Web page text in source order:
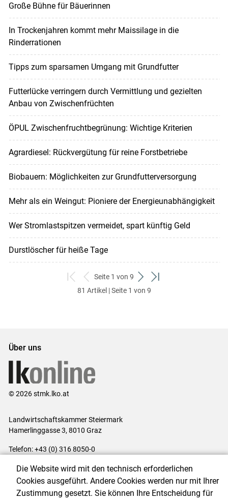
Große Bühne für Bäuerinnen
In Trockenjahren kommt mehr Maissilage in die
Rinderrationen
Tipps zum sparsamen Umgang mit Grundfutter
Futterlücke verringern durch Vermittlung und gezielten
Anbau von Zwischenfrüchten
ÖPUL Zwischenfruchtbegrünung: Wichtige Kriterien
Agrardiesel: Rückvergütung für reine Forstbetriebe
Biobauern: Möglichkeiten zur Grundfutterversorgung
Mehr als ein Weingut: Pioniere der Energieunabhängigkeit
Wer Stromlastspitzen vermeidet, spart künftig Geld
Durstlöscher für heiße Tage
zum
ersten
zurück
zum
Seite 1 von 9
weiter
zum
zum
81 Artikel | Seite 1 von 9
Über uns
© 2026 stmk.lko.at
Landwirtschaftskammer Steiermark
Hamerlinggasse 3, 8010 Graz
Telefon: +43 (0) 316 8050-0
Impressum|Kontakt|Datenschutzerklärung|Barrierefreiheit|
Cookie-Einstellungen
Die Website wird mit den technisch erforderlichen
Cookies ausgeführt. Andere Cookies werden nur mit Ihrer
Zustimmung gesetzt. Sie können Ihre Entscheidung für